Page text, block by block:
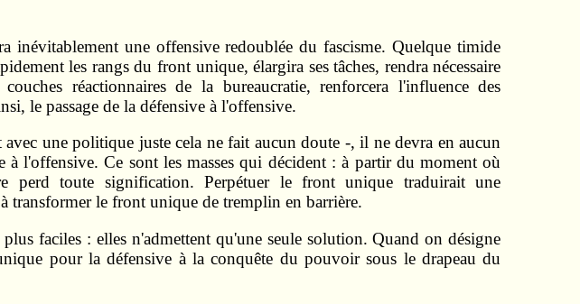
inévitablement une offensive redoublée du fascisme. Quelque timide
les rangs du front unique, élargira ses tâches, rendra nécessaire
réactionnaires de la bureaucratie, renforcera l'influence des
le passage de la défensive à l'offensive.
une politique juste cela ne fait aucun doute -, il ne devra en aucun
à l'offensive. Ce sont les masses qui décident : à partir du moment où
perd toute signification. Perpétuer le front unique traduirait une
transformer le front unique de tremplin en barrière.
faciles : elles n'admettent qu'une seule solution. Quand on désigne
pour la défensive à la conquête du pouvoir sous le drapeau du